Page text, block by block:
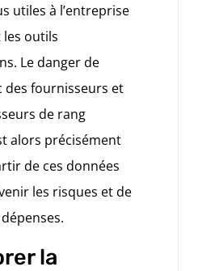
utiles à l’entreprise
outils
Le danger de
des fournisseurs et
de rang
alors précisément
de ces données
les risques et de
la